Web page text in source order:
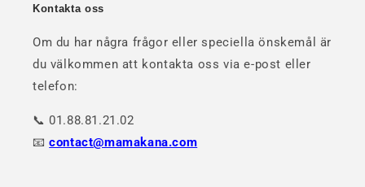
Kontakta oss
Om du har några frågor eller speciella önskemål är
du välkommen att kontakta oss via e-post eller
telefon:
📞 01.88.81.21.02
📧contact@mamakana.com